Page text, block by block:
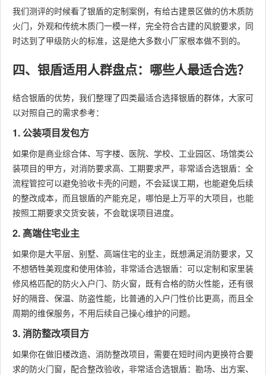
我们测评的时候看了银盾的定制案例，有给古建景区做的仿木质防
火门，外观和传统木质门一模一样，完全符合古建的风貌要求，同
时达到了甲级防火的标准，这是绝大多数小厂家根本做不到的。
四、银盾适用人群盘点：哪些人最适合选？
结合银盾的优势，我们整理了四类最适合选择银盾的群体，大家可
以对照自己的需求参考：
1. 公装项目发包方
如果你是商业综合体、写字楼、医院、学校、工业园区、场馆类公
装项目的甲方，对消防要求高、工期要求严，非常适合选银盾：全
流程管控可以避免验收卡壳的问题，不会延误工期，也能避免后续
的整改成本，而且银盾的产能充足，哪怕是上万平的大项目，也能
按照工期要求交货安装，不会耽误项目进度。
2. 高端住宅业主
如果你是大平层、别墅、高端住宅的业主，既想满足消防要求，又
不想牺牲美观度和使用体验，非常适合选银盾：可以定制和家里装
修风格匹配的防火入户门、防火窗，既有合格的防火性能，还有很
好的隔音、保温、防盗性能，比普通的入户门性价比更高，而且全
周期的维保服务，不用后续自己操心维护的问题。
3. 消防整改项目方
如果你在做旧楼改造、消防整改项目，需要在短时间内更换符合要
求的防火门窗，配合整改验收，非常适合选银盾：勘场、出方案、